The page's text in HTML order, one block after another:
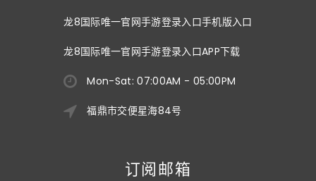
龙8国际唯一官网手游登录入口手机版入口
龙8国际唯一官网手游登录入口APP下载
Mon-Sat: 07:00AM - 05:00PM
福鼎市交便星海84号
订阅邮箱